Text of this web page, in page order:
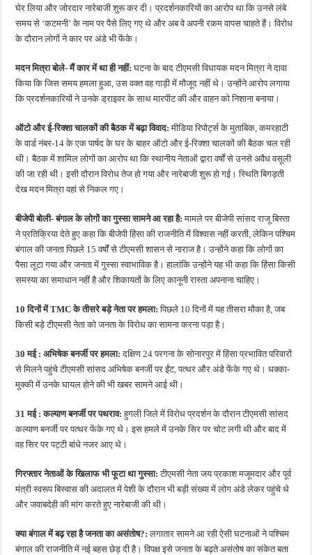
घेर लिया और जोरदार नारेबाजी शुरू कर दी। प्रदर्शनकारियों का आरोप था कि उनसे लंबे
समय से ‘कटमनी’ के नाम पर पैसे लिए गए थे और अब वे अपनी रकम वापस चाहते हैं। विरोध
के दौरान लोगों ने कार पर अंडे भी फेंके।
मदन मित्रा बोले- मैं कार में था ही नहीं:घटना के बाद टीएमसी विधायक मदन मित्रा ने दावा
किया कि जिस समय हमला हुआ, उस वक्त वह गाड़ी में मौजूद नहीं थे। उन्होंने आरोप लगाया
कि प्रदर्शनकारियों ने उनके ड्राइवर के साथ मारपीट की और वाहन को निशाना बनाया।
ऑटो और ई-रिक्शा चालकों की बैठक में बढ़ा विवाद:मीडिया रिपोर्ट्स के मुताबिक, कमरहाटी
के वार्ड नंबर-14 के एक पार्षद के घर के बाहर ऑटो और ई-रिक्शा चालकों की बैठक चल रही
थी। बैठक में शामिल लोगों का आरोप था कि स्थानीय नेताओं द्वारा वर्षों से उनसे अवैध वसूली
की जा रही थी। इसी दौरान विरोध तेज हो गया और नारेबाजी शुरू हो गई। स्थिति बिगड़ती
देख मदन मित्रा वहां से निकल गए।
बीजेपी बोली- बंगाल के लोगों का गुस्सा सामने आ रहा है:मामले पर बीजेपी सांसद राजू बिस्ता
ने प्रतिक्रिया देते हुए कहा कि बीजेपी हिंसा की राजनीति में विश्वास नहीं करती, लेकिन पश्चिम
बंगाल की जनता पिछले 15 वर्षों से टीएमसी शासन से नाराज है। उन्होंने कहा कि लोगों का
पैसा लूटा गया और जनता में गुस्सा स्वाभाविक है। हालांकि उन्होंने यह भी कहा कि हिंसा किसी
समस्या का समाधान नहीं है और शिकायतों के लिए कानूनी रास्ता अपनाना चाहिए।
10 दिनों में TMC के तीसरे बड़े नेता पर हमला:पिछले 10 दिनों में यह तीसरा मौका है, जब
किसी बड़े टीएमसी नेता को जनता के विरोध का सामना करना पड़ा है।
30 मई : अभिषेक बनर्जी पर हमला:दक्षिण 24 परगना के सोनारपुर में हिंसा प्रभावित परिवारों
से मिलने पहुंचे टीएमसी सांसद अभिषेक बनर्जी पर ईंट, पत्थर और अंडे फेंके गए थे। धक्का-
मुक्की में उनके घायल होने की भी खबर सामने आई थी।
31 मई : कल्याण बनर्जी पर पथराव:हुगली जिले में विरोध प्रदर्शन के दौरान टीएमसी सांसद
कल्याण बनर्जी पर पत्थर फेंके गए थे। इस हमले में उनके सिर पर चोट लगी थी और बाद में
वह सिर पर पट्टी बांधे नजर आए थे।
गिरफ्तार नेताओं के खिलाफ भी फूटा था गुस्सा:टीएमसी नेता जय प्रकाश मजूमदार और पूर्व
मंत्री स्वरूप बिस्वास की अदालत में पेशी के दौरान भी बड़ी संख्या में लोग अंडे लेकर पहुंचे थे
और जवाबदेही की मांग करते हुए नारेबाजी की थी।
क्या बंगाल में बढ़ रहा है जनता का असंतोष?:लगातार सामने आ रही ऐसी घटनाओं ने पश्चिम
बंगाल की राजनीति में नई बहस छेड़ दी है। विपक्ष इसे जनता के बढ़ते असंतोष का संकेत बता